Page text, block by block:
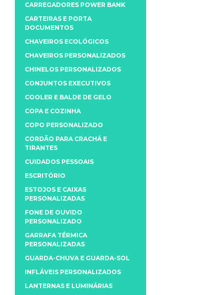
CARREGADORES POWER BANK
CARTEIRAS E PORTA
DOCUMENTOS
CHAVEIROS ECOLÓGICOS
CHAVEIROS PERSONALIZADOS
CHINELOS PERSONALIZADOS
CONJUNTOS EXECUTIVOS
COOLER E BALDE DE GELO
COPA E COZINHA
COPO PERSONALIZADO
CORDÃO PARA CRACHÁ E
TIRANTES
CUIDADOS PESSOAIS
ESCRITÓRIO
ESTOJOS E CAIXAS
PERSONALIZADAS
FONE DE OUVIDO
PERSONALIZADO
GARRAFA TÉRMICA
PERSONALIZADAS
GUARDA-CHUVA E GUARDA-SOL
INFLÁVEIS PERSONALIZADOS
LANTERNAS E LUMINÁRIAS